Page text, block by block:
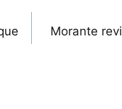
Morante